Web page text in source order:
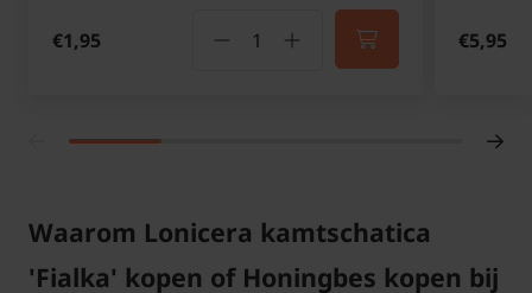
€1,95 €5,95
Waarom Lonicera kamtschatica
'Fialka' kopen of Honingbes kopen bij